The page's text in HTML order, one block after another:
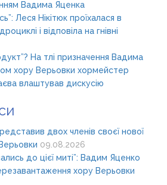
Вадима Яценка
Леся Нікітюк проїхалася в
і відповіла на гнівні
На тлі призначення Вадима
хору Верьовки хормейстер
влаштував дискусію
двох членів своєї нової
09.08.2026
до цієї миті”: Вадим Яценко
хору Верьовки